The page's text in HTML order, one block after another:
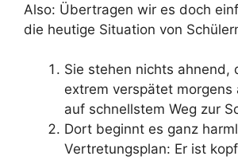
Also: Übertragen wir es doch
die heutige Situation von
Sie stehen nichts ahnend,
extrem verspätet morgens
auf schnellstem Weg zur
Dort beginnt es ganz
Vertretungsplan: Er ist